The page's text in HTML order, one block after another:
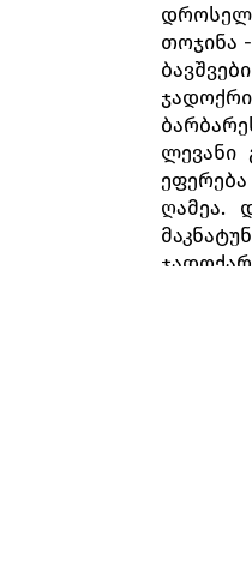
თოჯინა -
ლევანი
ღამეა.